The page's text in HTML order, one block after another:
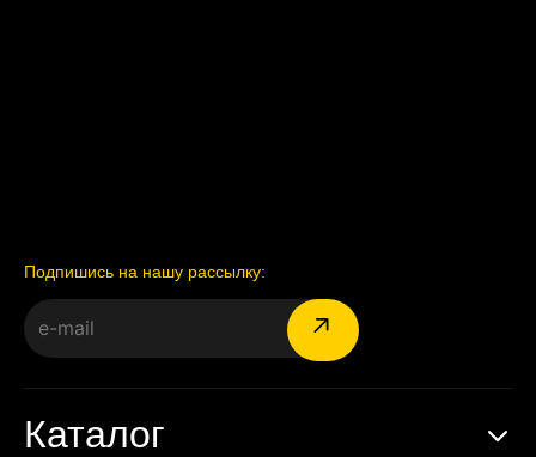
Подпишись на нашу рассылку:
Каталог